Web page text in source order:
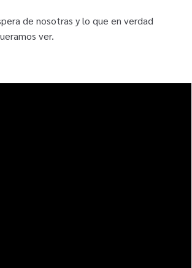
de nosotras y lo que en verdad
ver.